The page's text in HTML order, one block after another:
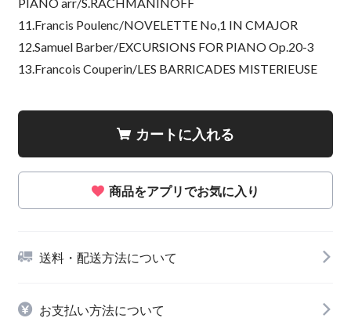
PIANO arr/S.RACHMANINOFF
11.Francis Poulenc/NOVELETTE No,1 IN CMAJOR
12.Samuel Barber/EXCURSIONS FOR PIANO Op.20-3
13.Francois Couperin/LES BARRICADES MISTERIEUSE
カートに入れる
商品をアプリでお気に入り
送料・配送方法について
お支払い方法について